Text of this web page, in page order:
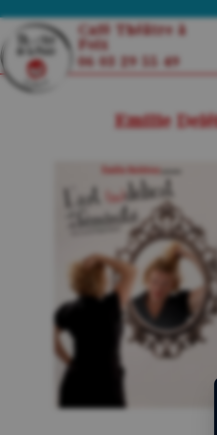
Café Théâtre à
Foix
06 03 29 55 49
Emilie